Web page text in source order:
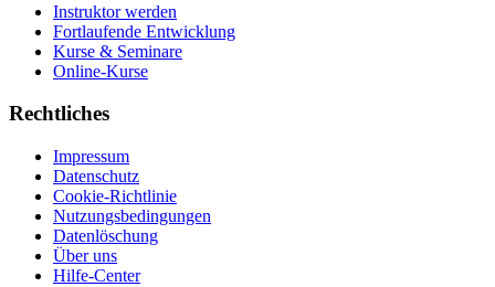
Instruktor werden
Fortlaufende Entwicklung
Kurse & Seminare
Online-Kurse
Rechtliches
Impressum
Datenschutz
Cookie-Richtlinie
Nutzungsbedingungen
Datenlöschung
Über uns
Hilfe-Center